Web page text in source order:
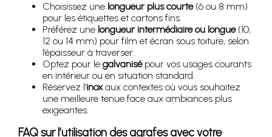
Choisissez une longueur plus courte(6 ou 8 mm)
pour les étiquettes et cartons fins.
Préférez une longueur intermédiaire ou longue(10,
12 ou 14 mm) pour film et écran sous toiture, selon
l’épaisseur à traverser.
Optez pour le galvanisépour vos usages courants
en intérieur ou en situation standard.
Réservez l’inoxaux contextes où vous souhaitez
une meilleure tenue face aux ambiances plus
exigeantes.
FAQ sur l’utilisation des agrafes avec votre